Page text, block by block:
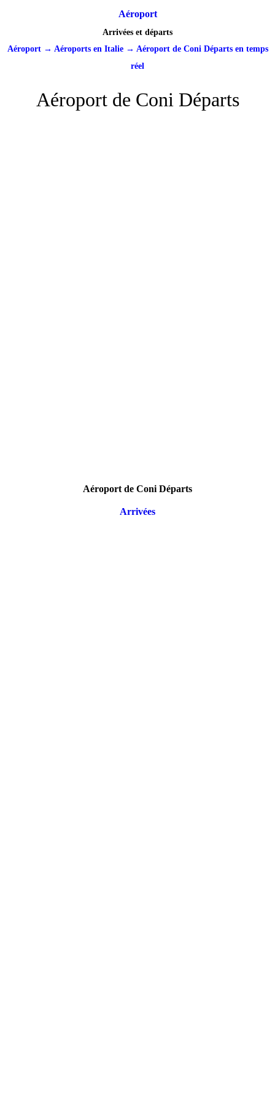
Aéroport
Arrivées et départs
Aéroport→ Aéroports en Italie→ Aéroport de Coni Départs en temps
réel
Aéroport de Coni Départs
Aéroport de Coni Départs
Arrivées